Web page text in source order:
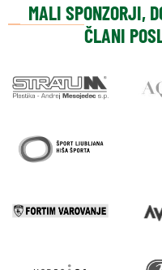
MALI SPONZORJI,
ČLANI